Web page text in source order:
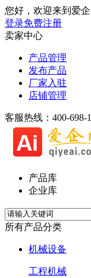
您好，欢迎来到爱企
登录免费注册
卖家中心
产品管理
发布产品
厂家入驻
店铺管理
客服热线：400-698-
产品库
企业库
所有产品分类
机械设备
工程机械